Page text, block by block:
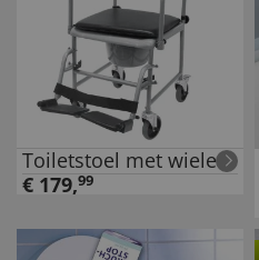
Toiletstoel met wielen
€ 179,99